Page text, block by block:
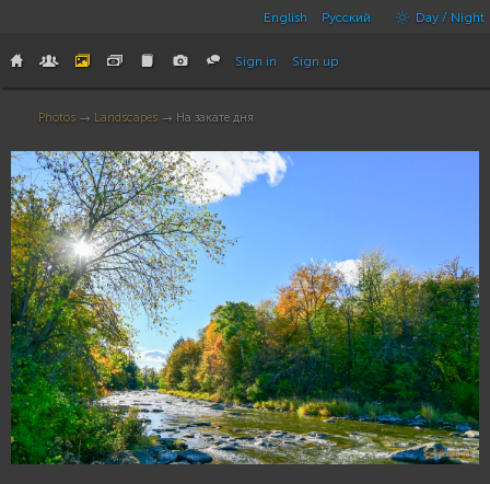
English Русский Day / Night
Sign in Sign up
Photos → Landscapes → На закате дня
8